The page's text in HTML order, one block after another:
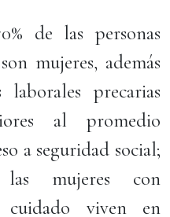
de las personas
mujeres, además
laborales precarias
al promedio
a seguridad social;
las mujeres con
cuidado viven en